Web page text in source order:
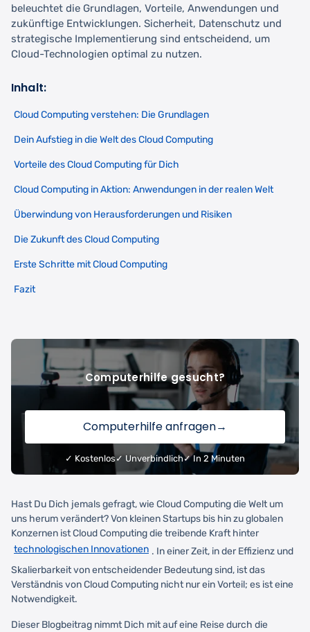
beleuchtet die Grundlagen, Vorteile, Anwendungen und
zukünftige Entwicklungen. Sicherheit, Datenschutz und
strategische Implementierung sind entscheidend, um
Cloud-Technologien optimal zu nutzen.
Inhalt:
Cloud Computing verstehen: Die Grundlagen
Dein Aufstieg in die Welt des Cloud Computing
Vorteile des Cloud Computing für Dich
Cloud Computing in Aktion: Anwendungen in der realen Welt
Überwindung von Herausforderungen und Risiken
Die Zukunft des Cloud Computing
Erste Schritte mit Cloud Computing
Fazit
Computerhilfe gesucht?
Computerhilfe anfragen→
✓ Kostenlos✓ Unverbindlich✓ In 2 Minuten
Hast Du Dich jemals gefragt, wie Cloud Computing die Welt um
uns herum verändert? Von kleinen Startups bis hin zu globalen
Konzernen ist Cloud Computing die treibende Kraft hinter
technologischen Innovationen . In einer Zeit, in der Effizienz und
Skalierbarkeit von entscheidender Bedeutung sind, ist das
Verständnis von Cloud Computing nicht nur ein Vorteil; es ist eine
Notwendigkeit.
Dieser Blogbeitrag nimmt Dich mit auf eine Reise durch die